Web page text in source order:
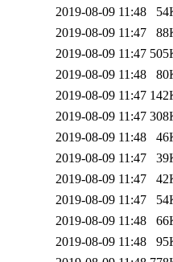
2019-08-09 11:48
2019-08-09 11:47
2019-08-09 11:47
2019-08-09 11:48
2019-08-09 11:47
2019-08-09 11:47
2019-08-09 11:48
2019-08-09 11:47
2019-08-09 11:47
2019-08-09 11:47
2019-08-09 11:48
2019-08-09 11:48